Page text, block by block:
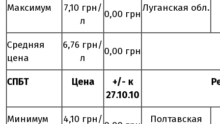
Максимум
7,10 грн/
л
0,00 грн
Луганская обл.
Средняя
цена
6,76 грн/
л
0,00 грн
СПБТ Цена
+/- к
27.10.10
Минимум
4,10 грн/
Полтавская